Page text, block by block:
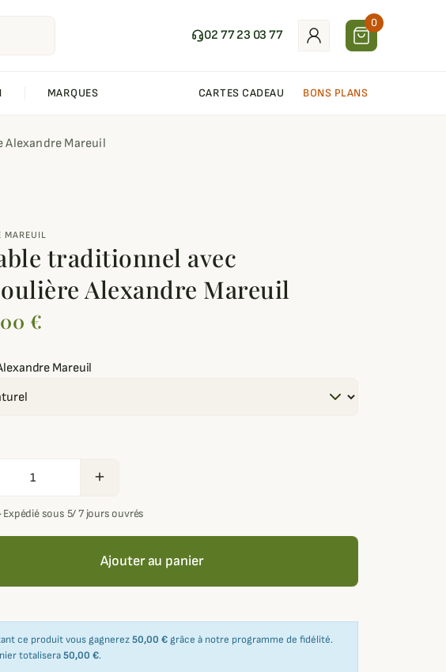
02 77 23 03 77
0
MARQUES CARTES CADEAU BONS PLANS
Mareuil
MAREUIL
traditionnel avec
Alexandre Mareuil
€
Mareuil
add
·Expédié sous 5/ 7 jours ouvrés
Ajouter au panier
ce produit vous gagnerez50,00 € grâce à notre programme de fidélité.
totalisera50,00 €.